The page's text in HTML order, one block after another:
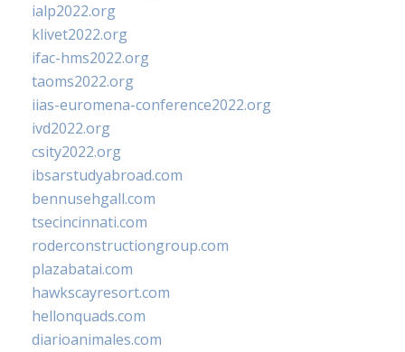
ialp2022.org
klivet2022.org
ifac-hms2022.org
taoms2022.org
iias-euromena-conference2022.org
ivd2022.org
csity2022.org
ibsarstudyabroad.com
bennusehgall.com
tsecincinnati.com
roderconstructiongroup.com
plazabatai.com
hawkscayresort.com
hellonquads.com
diarioanimales.com